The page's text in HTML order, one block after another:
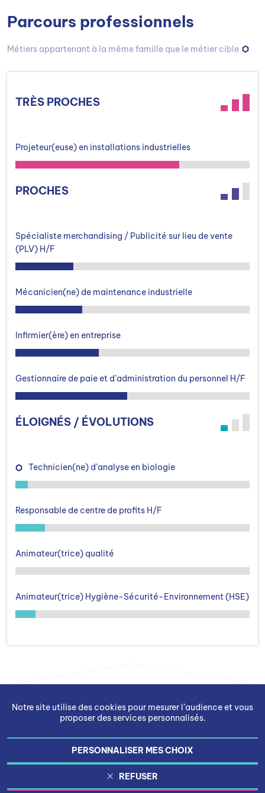
Parcours professionnels
Métiers appartenant à la même famille que le métier cible
TRÈS PROCHES
Projeteur(euse) en installations industrielles
PROCHES
Spécialiste merchandising / Publicité sur lieu de vente
(PLV) H/F
Mécanicien(ne) de maintenance industrielle
Infirmier(ère) en entreprise
Gestionnaire de paie et d’administration du personnel H/F
ÉLOIGNÉS / ÉVOLUTIONS
Technicien(ne) d’analyse en biologie
Responsable de centre de profits H/F
Animateur(trice) qualité
Animateur(trice) Hygiène-Sécurité-Environnement (HSE)
Notre site utilise des cookies pour mesurer l’audience et vous
proposer des services personnalisés.
PERSONNALISER MES CHOIX
REFUSER
Gestion des cookies